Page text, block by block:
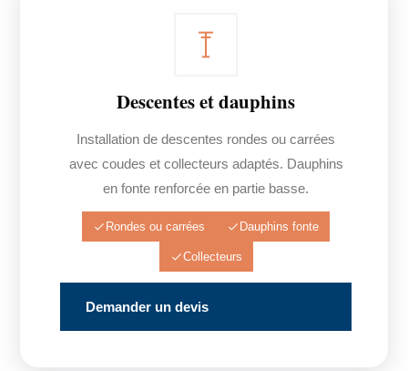
Descentes et dauphins
Installation de descentes rondes ou carrées
avec coudes et collecteurs adaptés. Dauphins
en fonte renforcée en partie basse.
Rondes ou carrées Dauphins fonte
Collecteurs
Demander un devis